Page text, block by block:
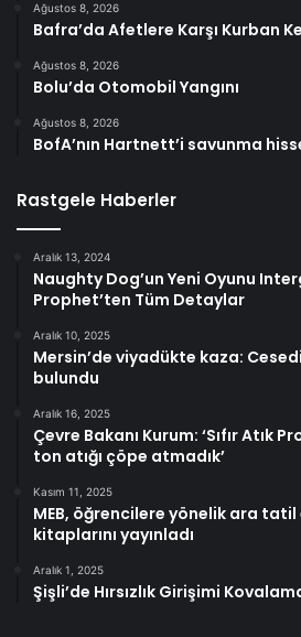
Ağustos 8, 2026
Bafra’da Afetlere Karşı Kurban
Ağustos 8, 2026
Bolu’da Otomobil Yangını
Ağustos 8, 2026
BofA’nın Hartnett’i savunma
Rastgele Haberler
Aralık 13, 2024
Naughty Dog’un Yeni Oyunu
Prophet’ten Tüm Detaylar
Aralık 10, 2025
Mersin’de viyadükte kaza:
bulundu
Aralık 16, 2025
Çevre Bakanı Kurum: ‘Sıfır Atık
ton atığı çöpe atmadık’
Kasım 11, 2025
MEB, öğrencilere yönelik ara
kitaplarını yayınladı
Aralık 1, 2025
Şişli’de Hırsızlık Girişimi